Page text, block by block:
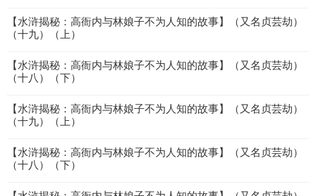
【水浒揭秘：高衙内与林娘子不为人知的故事】（又名贞芸劫）
（十九）（上）
【水浒揭秘：高衙内与林娘子不为人知的故事】（又名贞芸劫）
（十八）（下）
【水浒揭秘：高衙内与林娘子不为人知的故事】（又名贞芸劫）
（十九）（上）
【水浒揭秘：高衙内与林娘子不为人知的故事】（又名贞芸劫）
（十八）（下）